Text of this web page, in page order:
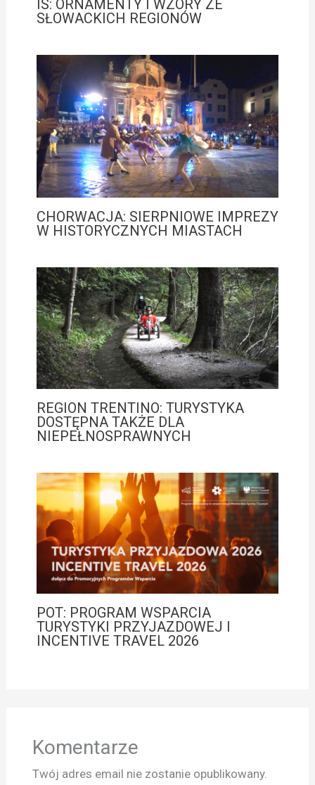
IS: ORNAMENTY I WZORY ZE
SŁOWACKICH REGIONÓW
CHORWACJA: SIERPNIOWE IMPREZY
W HISTORYCZNYCH MIASTACH
REGION TRENTINO: TURYSTYKA
DOSTĘPNA TAKŻE DLA
NIEPEŁNOSPRAWNYCH
POT: PROGRAM WSPARCIA
TURYSTYKI PRZYJAZDOWEJ I
INCENTIVE TRAVEL 2026
Komentarze
Twój adres email nie zostanie opublikowany.